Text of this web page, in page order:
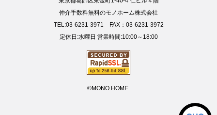
仲介手数料無料のモノホーム株式会社
TEL:03-6231-3971 FAX：03-6231-3972
定休日:水曜日 営業時間:10:00～18:00
©MONO HOME.